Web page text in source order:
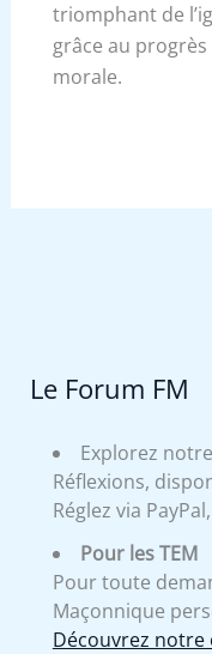
triomphant de
grâce au
morale.
Le Forum FM
Explorez
Réflexions,
Réglez via
Pour les TEM
Pour toute
Maçonnique
Découvrez notre